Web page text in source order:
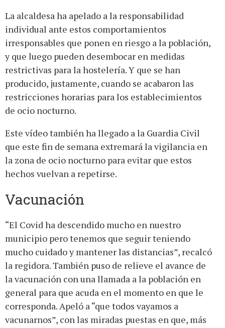
La alcaldesa ha apelado a la responsabilidad
individual ante estos comportamientos
irresponsables que ponen en riesgo a la población,
y que luego pueden desembocar en medidas
restrictivas para la hostelería. Y que se han
producido, justamente, cuando se acabaron las
restricciones horarias para los establecimientos
de ocio nocturno.
Este vídeo también ha llegado a la Guardia Civil
que este fin de semana extremará la vigilancia en
la zona de ocio nocturno para evitar que estos
hechos vuelvan a repetirse.
Vacunación
“El Covid ha descendido mucho en nuestro
municipio pero tenemos que seguir teniendo
mucho cuidado y mantener las distancias”, recalcó
la regidora. También puso de relieve el avance de
la vacunación con una llamada a la población en
general para que acuda en el momento en que le
corresponda. Apeló a “que todos vayamos a
vacunarnos”, con las miradas puestas en que, más